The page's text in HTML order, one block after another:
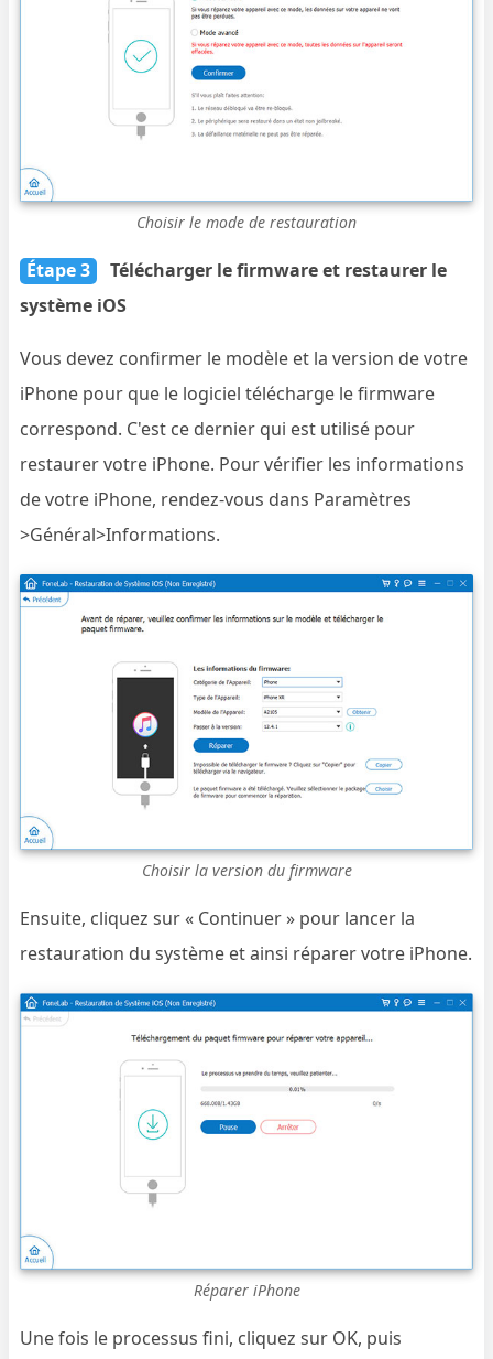
Choisir le mode de restauration
Étape 3
Télécharger le firmware et restaurer le
système iOS
Vous devez confirmer le modèle et la version de votre
iPhone pour que le logiciel télécharge le firmware
correspond. C'est ce dernier qui est utilisé pour
restaurer votre iPhone. Pour vérifier les informations
de votre iPhone, rendez-vous dans Paramètres
>Général>Informations.
Choisir la version du firmware
Ensuite, cliquez sur « Continuer » pour lancer la
restauration du système et ainsi réparer votre iPhone.
Réparer iPhone
Une fois le processus fini, cliquez sur OK, puis